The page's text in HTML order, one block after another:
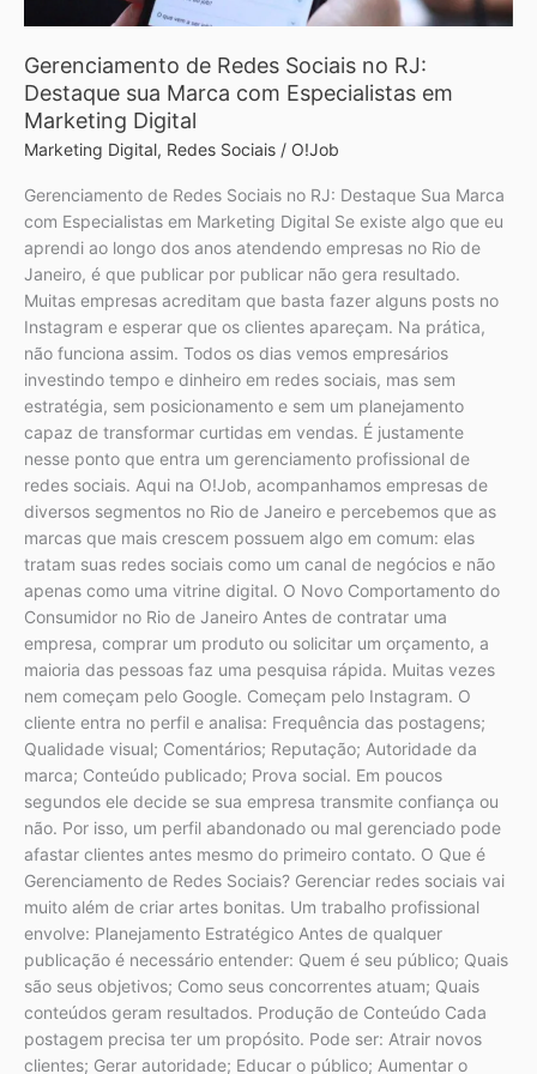
Gerenciamento de Redes Sociais no RJ:
Destaque sua Marca com Especialistas em
Marketing Digital
Marketing Digital, Redes Sociais / O!Job
Gerenciamento de Redes Sociais no RJ: Destaque Sua Marca
com Especialistas em Marketing Digital Se existe algo que eu
aprendi ao longo dos anos atendendo empresas no Rio de
Janeiro, é que publicar por publicar não gera resultado.
Muitas empresas acreditam que basta fazer alguns posts no
Instagram e esperar que os clientes apareçam. Na prática,
não funciona assim. Todos os dias vemos empresários
investindo tempo e dinheiro em redes sociais, mas sem
estratégia, sem posicionamento e sem um planejamento
capaz de transformar curtidas em vendas. É justamente
nesse ponto que entra um gerenciamento profissional de
redes sociais. Aqui na O!Job, acompanhamos empresas de
diversos segmentos no Rio de Janeiro e percebemos que as
marcas que mais crescem possuem algo em comum: elas
tratam suas redes sociais como um canal de negócios e não
apenas como uma vitrine digital. O Novo Comportamento do
Consumidor no Rio de Janeiro Antes de contratar uma
empresa, comprar um produto ou solicitar um orçamento, a
maioria das pessoas faz uma pesquisa rápida. Muitas vezes
nem começam pelo Google. Começam pelo Instagram. O
cliente entra no perfil e analisa: Frequência das postagens;
Qualidade visual; Comentários; Reputação; Autoridade da
marca; Conteúdo publicado; Prova social. Em poucos
segundos ele decide se sua empresa transmite confiança ou
não. Por isso, um perfil abandonado ou mal gerenciado pode
afastar clientes antes mesmo do primeiro contato. O Que é
Gerenciamento de Redes Sociais? Gerenciar redes sociais vai
muito além de criar artes bonitas. Um trabalho profissional
envolve: Planejamento Estratégico Antes de qualquer
publicação é necessário entender: Quem é seu público; Quais
são seus objetivos; Como seus concorrentes atuam; Quais
conteúdos geram resultados. Produção de Conteúdo Cada
postagem precisa ter um propósito. Pode ser: Atrair novos
clientes; Gerar autoridade; Educar o público; Aumentar o
Especialistas
em
Marketing
Digital